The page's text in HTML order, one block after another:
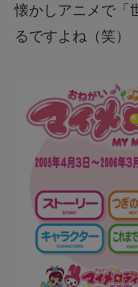
懐かしアニメで「
るですよね（笑）